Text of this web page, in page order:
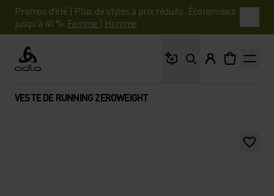
Promos d'été | Plus de styles à prix réduits. Économisez
jusqu'à 40 %. Femme | Homme
Odlo
VESTE DE RUNNING ZEROWEIGHT